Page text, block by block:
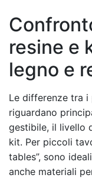
resine e
legno e
Le differenze tra
riguardano
gestibile, il livello
kit. Per piccoli
tables”, sono
anche materiali